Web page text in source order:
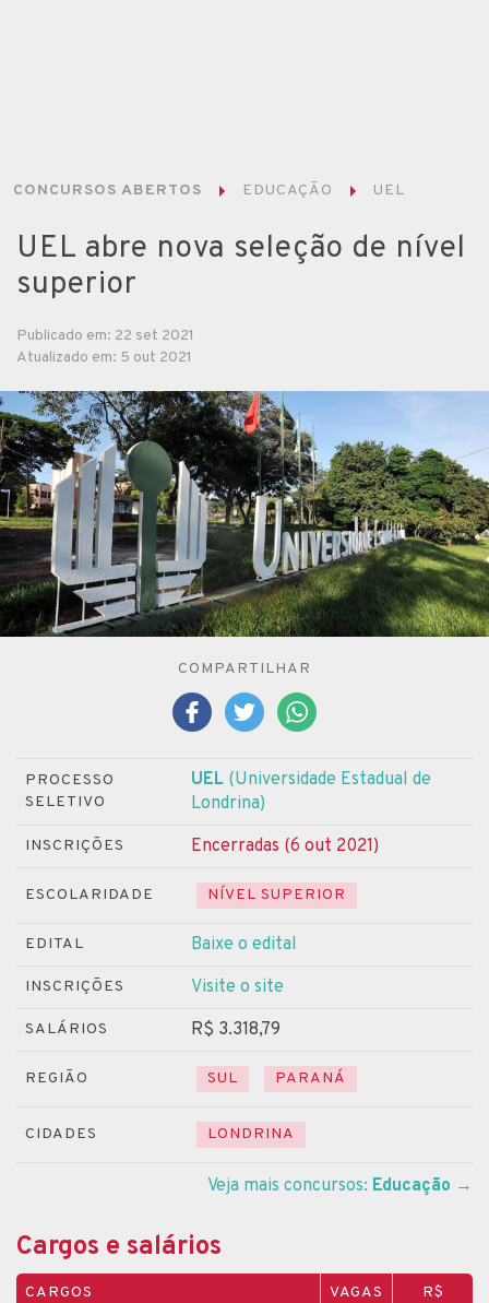
CONCURSOS ABERTOS EDUCAÇÃO UEL
UEL abre nova seleção de nível
superior
Publicado em: 22 set 2021
Atualizado em: 5 out 2021
COMPARTILHAR
PROCESSO
SELETIVO
UEL (Universidade Estadual de
Londrina)
INSCRIÇÕES Encerradas (6 out 2021)
ESCOLARIDADE NÍVEL SUPERIOR
EDITAL Baixe o edital
INSCRIÇÕES Visite o site
SALÁRIOS R$ 3.318,79
REGIÃO SUL PARANÁ
CIDADES LONDRINA
Veja mais concursos: Educação →
Cargos e salários
CARGOS VAGAS R$